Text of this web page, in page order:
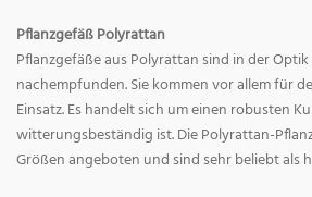
Pflanzgefäß Polyrattan
Pflanzgefäße aus Polyrattan sind in der
nachempfunden. Sie kommen vor allem für
Einsatz. Es handelt sich um einen robusten
witterungsbeständig ist. Die Polyrattan-
Größen angeboten und sind sehr beliebt als